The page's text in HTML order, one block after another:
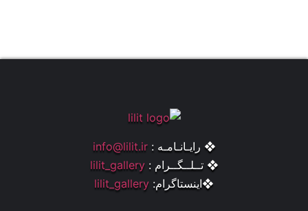
❖ رایـانـامـه : info@lilit.ir
❖ تــلــگــرام : lilit_gallery
❖اینستاگرام: lilit_gallery